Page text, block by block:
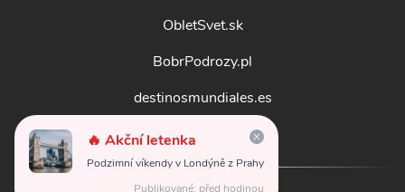
🔥 Akční letenka
Podzimní víkendy v Londýně z Prahy
Publikované: před hodinou
ObletSvet.sk
BobrPodrozy.pl
destinosmundiales.es
guidadestinazioni.it